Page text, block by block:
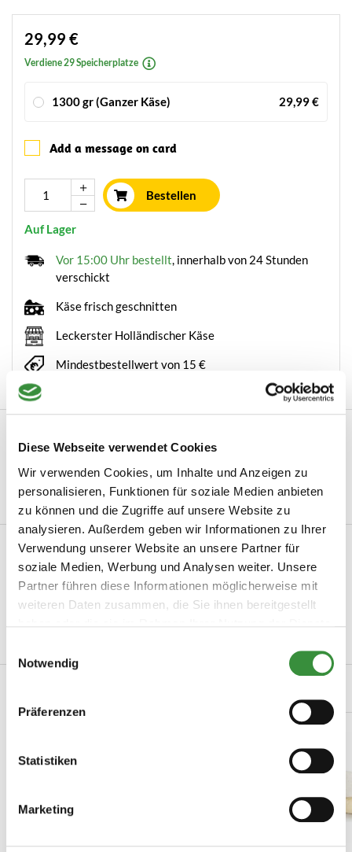
Diese Webseite verwendet Cookies
Wir verwenden Cookies, um Inhalte und Anzeigen zu
personalisieren, Funktionen für soziale Medien anbieten
zu können und die Zugriffe auf unsere Website zu
analysieren. Außerdem geben wir Informationen zu Ihrer
Verwendung unserer Website an unsere Partner für
soziale Medien, Werbung und Analysen weiter. Unsere
Partner führen diese Informationen möglicherweise mit
weiteren Daten zusammen, die Sie ihnen bereitgestellt
Notwendig
Präferenzen
Statistiken
Marketing
29,99 €
Verdiene 29 Speicherplatze
1300 gr (Ganzer Käse) 29,99 €
Add a message on card
Bestellen
Auf Lager
Vor 15:00 Uhr bestellt, innerhalb von 24 Stunden
verschickt
Käse frisch geschnitten
Leckerster Holländischer Käse
Mindestbestellwert von 15 €
100 % aus Schafsmilch hergestellt wi...
Produktinformation
Artikelnummer 0049
Hersteller Hoogendoorn Kaas